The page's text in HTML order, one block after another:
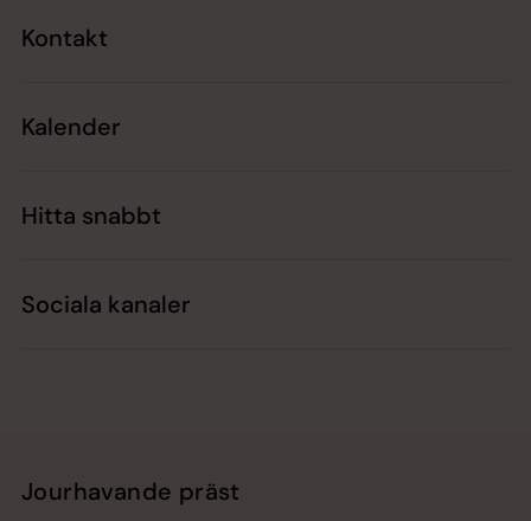
Kontakt
Kalender
Hitta snabbt
Sociala kanaler
Jourhavande präst